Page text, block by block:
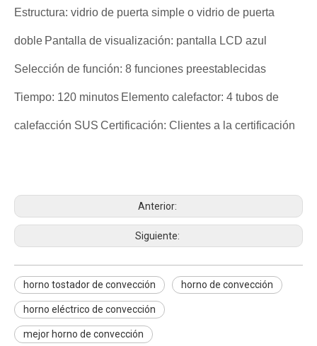
Estructura: vidrio de puerta simple o vidrio de puerta
doble Pantalla de visualización: pantalla LCD azul
Selección de función: 8 funciones preestablecidas
Tiempo: 120 minutos Elemento calefactor: 4 tubos de
calefacción SUS Certificación: Clientes a la certificación
Anterior:
Siguiente:
horno tostador de convección horno de convección
horno eléctrico de convección
mejor horno de convección